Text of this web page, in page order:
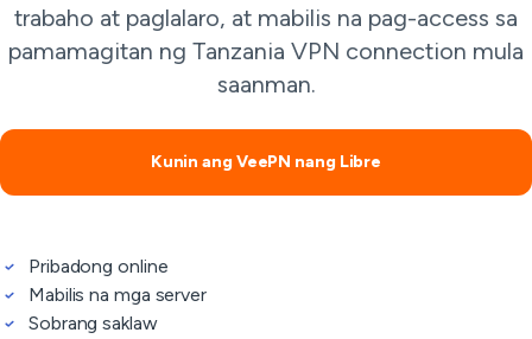
trabaho at paglalaro, at mabilis na pag-access sa
pamamagitan ng Tanzania VPN connection mula
saanman.
Kunin ang VeePN nang Libre
Pribadong online
Mabilis na mga server
Sobrang saklaw